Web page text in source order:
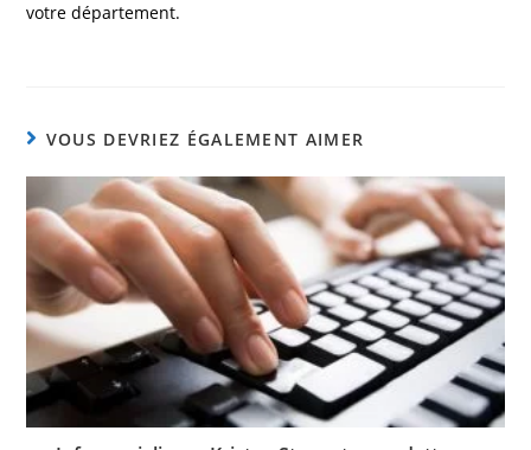
votre département.
VOUS DEVRIEZ ÉGALEMENT AIMER